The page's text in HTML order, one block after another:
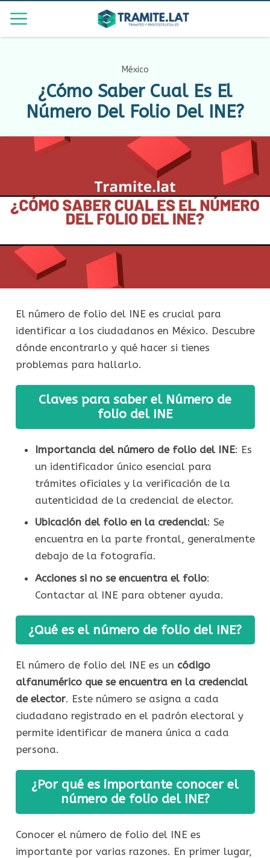
México
¿Cómo Saber Cual Es El
Número Del Folio Del INE?
El número de folio del INE es crucial para
identificar a los ciudadanos en México. Descubre
dónde encontrarlo y qué hacer si tienes
problemas para hallarlo.
Claves para saber el Número de
folio del INE
Importancia del número de folio del INE: Es
un identificador único esencial para
trámites oficiales y la verificación de la
autenticidad de la credencial de elector.
Ubicación del folio en la credencial: Se
encuentra en la parte frontal, generalmente
debajo de la fotografía.
Acciones si no se encuentra el folio:
Contactar al INE para obtener ayuda.
¿Qué es el número de folio del INE?
El número de folio del INE es un código
alfanumérico que se encuentra en la credencial
de elector. Este número se asigna a cada
ciudadano registrado en el padrón electoral y
permite identificar de manera única a cada
persona.
¿Por qué es importante conocer el
número de folio del INE?
Conocer el número de folio del INE es
importante por varias razones. En primer lugar,